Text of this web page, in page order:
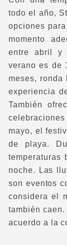
todo el año,
opciones
momento
entre abril y
verano es de
meses, ronda
experiencia
También
mayo, el
de playa.
temperaturas
noche. Las
son eventos
considera el
también
acuerdo a la